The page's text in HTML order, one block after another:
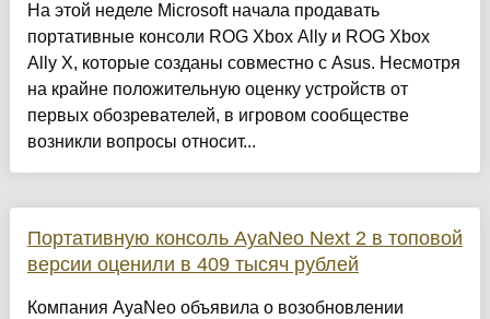
На этой неделе Microsoft начала продавать
портативные консоли ROG Xbox Ally и ROG Xbox
Ally X, которые созданы совместно с Asus. Несмотря
на крайне положительную оценку устройств от
первых обозревателей, в игровом сообществе
возникли вопросы относит...
Портативную консоль AyaNeo Next 2 в топовой
версии оценили в 409 тысяч рублей
Компания AyaNeo объявила о возобновлении